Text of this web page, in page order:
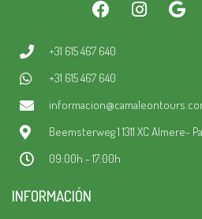
+31 615 467 640
+31 615 467 640
Beemsterweg 1 1311 XC Almere-
09:00h - 17:00h
INFORMACIÓN